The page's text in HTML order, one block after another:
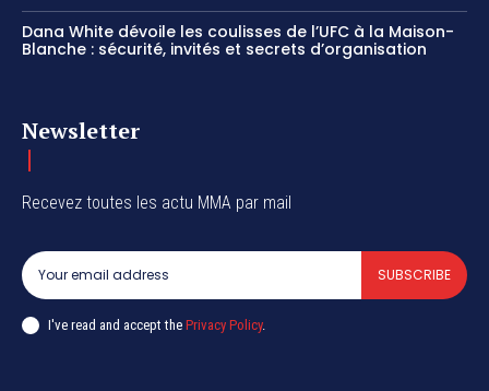
Dana White dévoile les coulisses de l’UFC à la Maison-
Blanche : sécurité, invités et secrets d’organisation
Newsletter
Recevez toutes les actu MMA par mail
SUBSCRIBE
I've read and accept the Privacy Policy.